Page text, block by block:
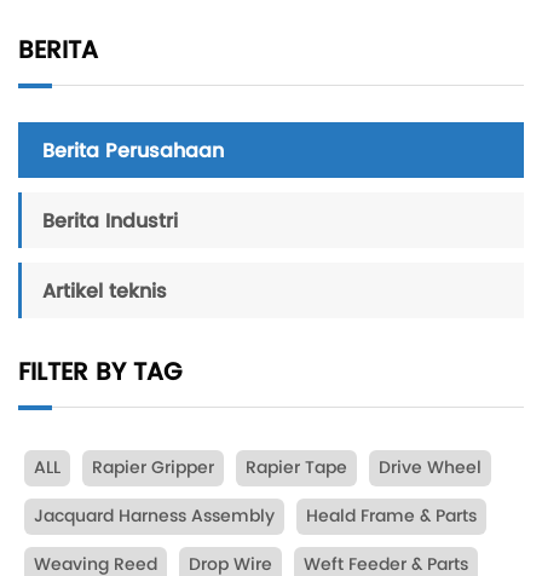
BERITA
Berita Perusahaan
Berita Industri
Artikel teknis
FILTER BY TAG
ALL Rapier Gripper Rapier Tape
Drive Wheel
Jacquard Harness Assembly
Heald Frame & Parts
Weaving Reed
Drop Wire
Weft Feeder & Parts